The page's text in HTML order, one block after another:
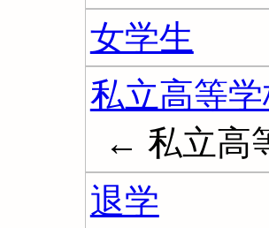
女学生
私立高等
← 私立高
退学